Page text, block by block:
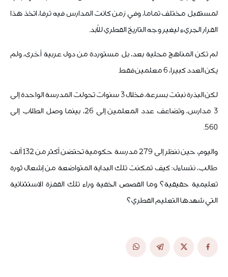
لمستقبل مختلف تماما، وفي زمن كانت المدارس فيه ترفا، اتخذ هذا
القرار الجريء ليغير وجه التاريخ القطري للأبد.
لم تكن المناهج محلية بعد، بل مستوردة من دول عربية أخرى، ولم
يكن العدد كبيرا، 6 معلمين فقط.
لكن البذرة نبتت بسرعة، فخلال 3 سنوات تحولت المدرسة الواحدة إلى
3 مدارس، وتضاعف عدد المعلمين إلى 26، بينما وصل الطلاب إلى
560.
واليوم، حين ننظر إلى 279 مدرسة حكومية تحتضن أكثر من 132 ألف
طالب، نتساءل: كيف تمكنت تلك البداية المتواضعة من إشعال ثورة
تعليمية حقيقية؟ وما القصص الخفية وراء تلك القفزة الاستثنائية
التي شهدها التعليم القطري؟